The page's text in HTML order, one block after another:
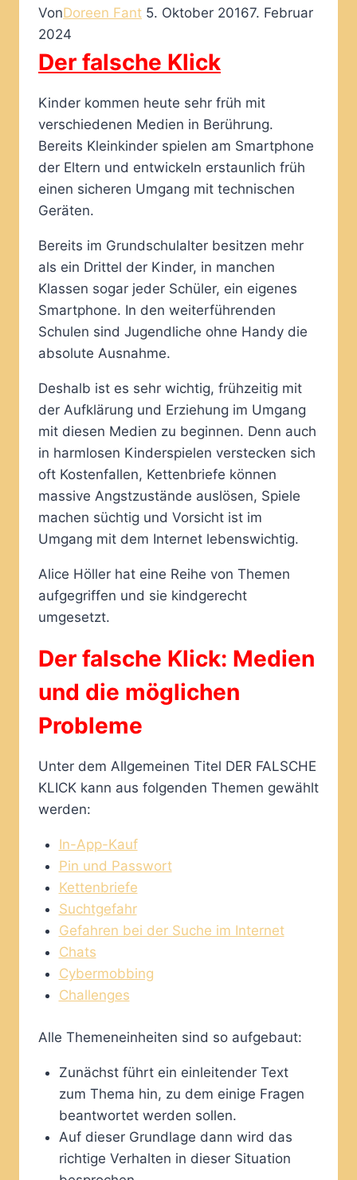
VonDoreen Fant 5. Oktober 20167. Februar
2024
Der falsche Klick
Kinder kommen heute sehr früh mit
verschiedenen Medien in Berührung.
Bereits Kleinkinder spielen am Smartphone
der Eltern und entwickeln erstaunlich früh
einen sicheren Umgang mit technischen
Geräten.
Bereits im Grundschulalter besitzen mehr
als ein Drittel der Kinder, in manchen
Klassen sogar jeder Schüler, ein eigenes
Smartphone. In den weiterführenden
Schulen sind Jugendliche ohne Handy die
absolute Ausnahme.
Deshalb ist es sehr wichtig, frühzeitig mit
der Aufklärung und Erziehung im Umgang
mit diesen Medien zu beginnen. Denn auch
in harmlosen Kinderspielen verstecken sich
oft Kostenfallen, Kettenbriefe können
massive Angstzustände auslösen, Spiele
machen süchtig und Vorsicht ist im
Umgang mit dem Internet lebenswichtig.
Alice Höller hat eine Reihe von Themen
aufgegriffen und sie kindgerecht
umgesetzt.
Der falsche Klick: Medien
und die möglichen
Probleme
Unter dem Allgemeinen Titel DER FALSCHE
KLICK kann aus folgenden Themen gewählt
werden:
In-App-Kauf
Pin und Passwort
Kettenbriefe
Suchtgefahr
Gefahren bei der Suche im Internet
Chats
Cybermobbing
Challenges
Alle Themeneinheiten sind so aufgebaut:
Zunächst führt ein einleitender Text
zum Thema hin, zu dem einige Fragen
beantwortet werden sollen.
Auf dieser Grundlage dann wird das
richtige Verhalten in dieser Situation